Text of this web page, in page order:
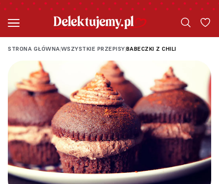
STRONA GŁÓWNA|WSZYSTKIE PRZEPISY|BABECZKI Z CHILI